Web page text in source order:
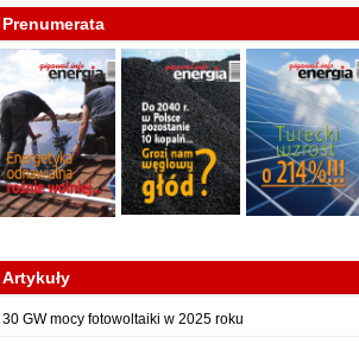
Prenumerata
Artykuły
30 GW mocy fotowoltaiki w 2025 roku